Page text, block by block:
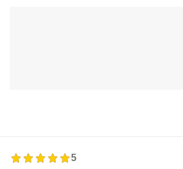
ルゲンフリー独特のぼそぼそ感があり、ホ
変だったので、膨張剤にアルミ含まれてい
5